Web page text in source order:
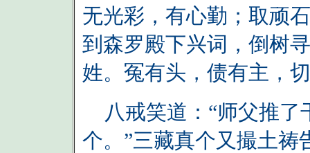
无光彩，有心勤；取顽
到森罗殿下兴词，倒树
姓。冤有头，债有主，
八戒笑道：“师父推了
个。”三藏真个又撮土祷